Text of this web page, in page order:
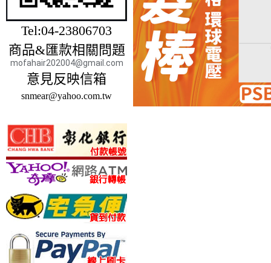
Tel:04-23806703
商品&匯款相關問題
mofahair202004@gmail.com
意見反映信箱
snmear@yahoo.com.tw